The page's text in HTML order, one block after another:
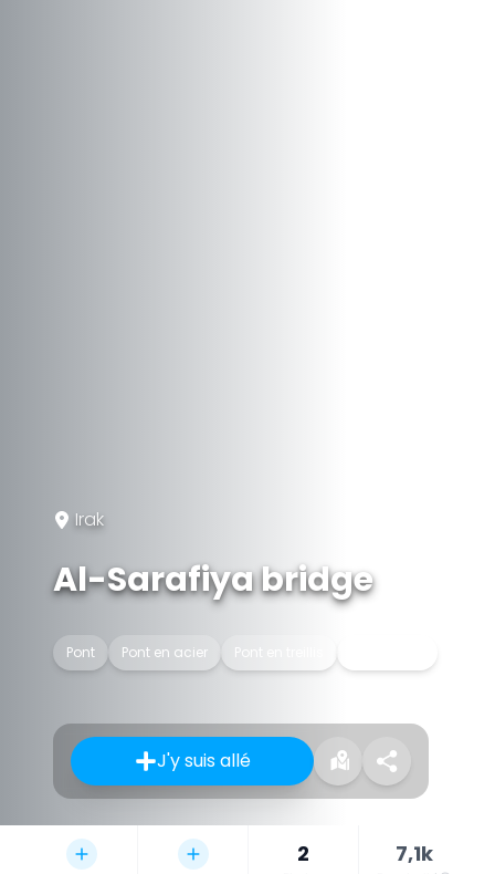
Irak
Al-Sarafiya bridge
Pont Pont en acier Pont en treillis
J'y suis allé
2 7,1k